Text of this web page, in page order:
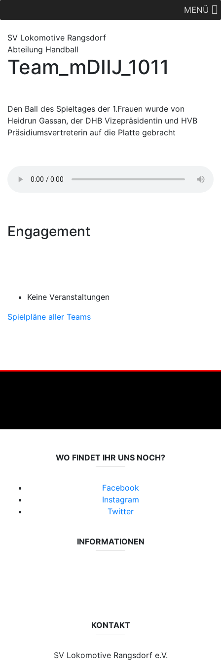
MENÜ
SV Lokomotive Rangsdorf
Abteilung Handball
Team_mDIIJ_1011
Den Ball des Spieltages der 1.Frauen wurde von
Heidrun Gassan, der DHB Vizepräsidentin und HVB
Präsidiumsvertreterin auf die Platte gebracht
Engagement
Keine Veranstaltungen
Spielpläne aller Teams
WO FINDET IHR UNS NOCH?
Facebook
Instagram
Twitter
INFORMATIONEN
KONTAKT
SV Lokomotive Rangsdorf e.V.